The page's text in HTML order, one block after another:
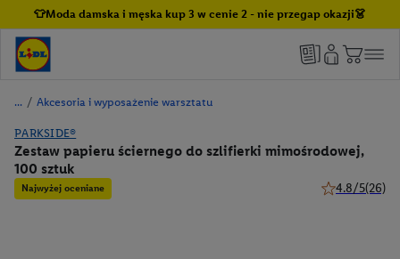
👕Moda damska i męska kup 3 w cenie 2 - nie przegap okazji👗
/ Akcesoria i wyposażenie warsztatu
PARKSIDE®
Zestaw papieru ściernego do szlifierki mimośrodowej,
100 sztuk
Najwyżej oceniane 4.8/5(26)